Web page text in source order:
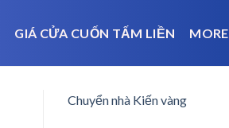
GIÁ CỬA CUỐN TẤM LIỀN MORE
Chuyển nhà Kiến vàng